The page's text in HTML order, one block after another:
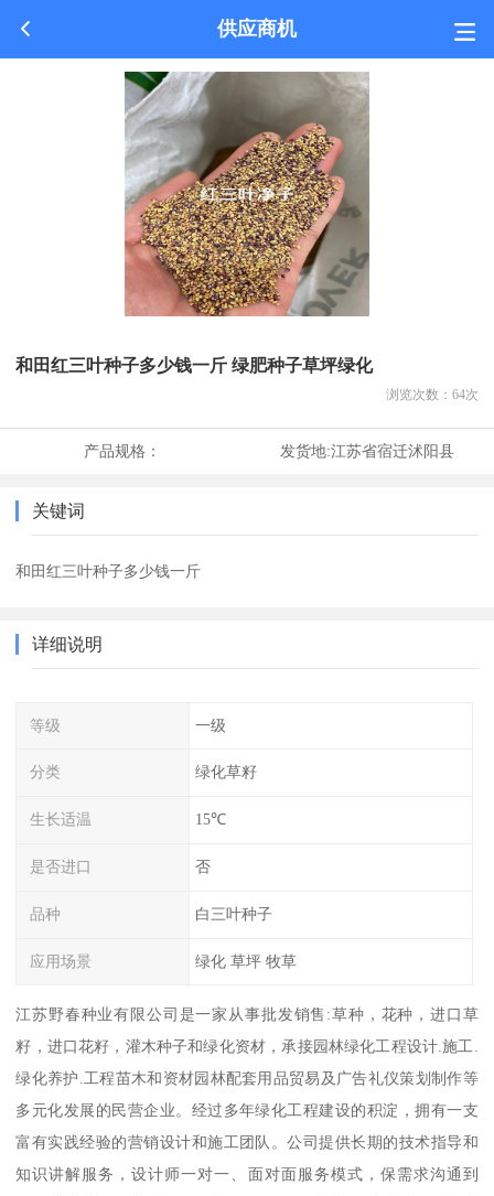
供应商机
和田红三叶种子多少钱一斤 绿肥种子草坪绿化
浏览次数： 64次
产品规格： 发货地:江苏省宿迁沭阳县
关键词
和田红三叶种子多少钱一斤
详细说明
等级 一级
分类 绿化草籽
生长适温 15℃
是否进口 否
品种 白三叶种子
应用场景 绿化 草坪 牧草
江苏野春种业有限公司是一家从事批发销售:草种，花种，进口草
籽，进口花籽，灌木种子和绿化资材，承接园林绿化工程设计.施工.
绿化养护.工程苗木和资材园林配套用品贸易及广告礼仪策划制作等
多元化发展的民营企业。经过多年绿化工程建设的积淀，拥有一支
富有实践经验的营销设计和施工团队。公司提供长期的技术指导和
知识讲解服务，设计师一对一、面对面服务模式，保需求沟通到